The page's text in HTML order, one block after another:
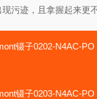
污迹，且拿握起来更
镊子0202-N4AC-PO 抗毛
镊子0203-N4AC-PO 抗毛